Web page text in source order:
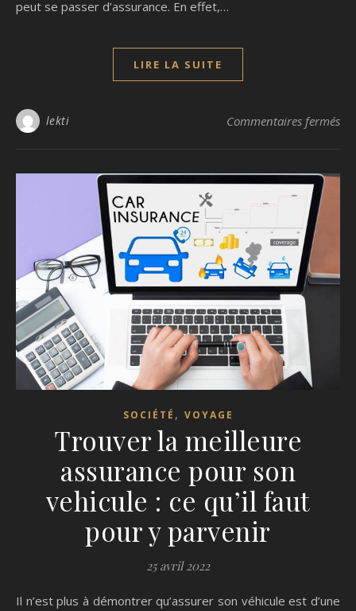
peut se passer d’assurance. En effet,…
LIRE LA SUITE
lekti Commentaires fermés
SOCIÉTÉ , VOYAGE
Trouver la meilleure
assurance pour son
vehicule : ce qu’il faut
pour y parvenir
25 avril 2022
Il n’est plus à démontrer qu’assurer son véhicule est d’une